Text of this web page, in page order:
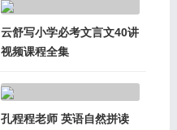
云舒写小学必考文言文40讲
视频课程全集
孔程程老师 英语自然拼读